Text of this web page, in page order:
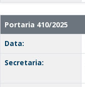
Portaria 410/2025
Data:
Secretaria: